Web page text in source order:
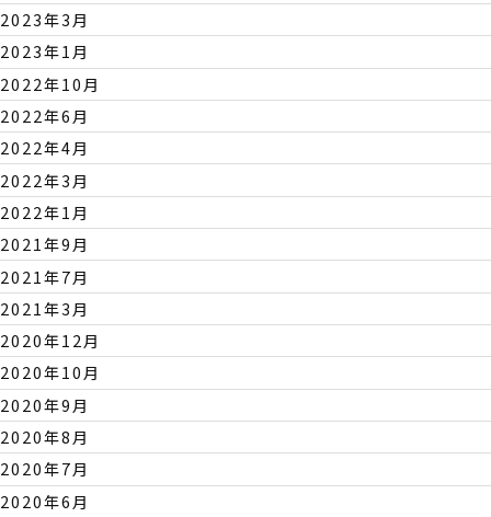
2023年3月
2023年1月
2022年10月
2022年6月
2022年4月
2022年3月
2022年1月
2021年9月
2021年7月
2021年3月
2020年12月
2020年10月
2020年9月
2020年8月
2020年7月
2020年6月